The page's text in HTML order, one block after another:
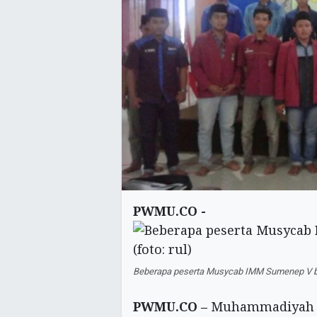
PWMU.CO -
Beberapa peserta Musycab IMM Sumenep
PWMU.CO –